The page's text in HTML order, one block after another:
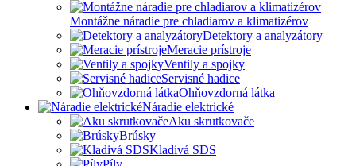
Montážne náradie pre chladiarov a klimatizérov
Detektory a analyzátory
Meracie prístroje
Ventily a spojky
Servisné hadice
Ohňovzdorná látka
Náradie elektrické
Aku skrutkovače
Brúsky
Kladivá SDS